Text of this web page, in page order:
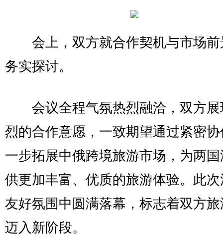
会上，双方就合作契机与市场前
务实探讨。
会议全程气氛热烈融洽，双方展
烈的合作意愿，一致期望通过紧密
一步拓展中俄跨境旅游市场，为两
供更加丰富、优质的旅游体验。此
友好氛围中圆满落幕，标志着双方
迈入新阶段。